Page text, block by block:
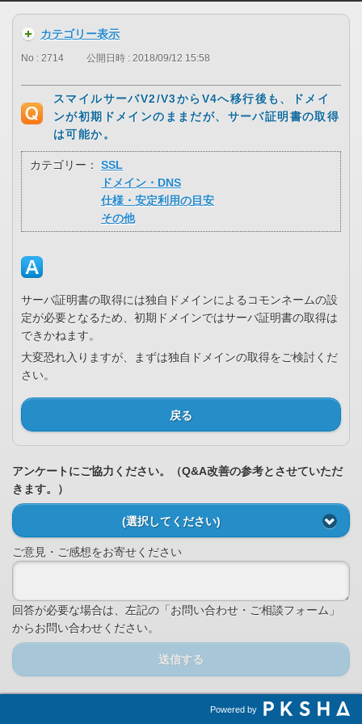
カテゴリー表示
No : 2714 公開日時 : 2018/09/12 15:58
スマイルサーバV2/V3からV4へ移行後も、ドメイ
ンが初期ドメインのままだが、サーバ証明書の取得
は可能か。
カテゴリー：
SSL
ドメイン・DNS
仕様・安定利用の目安
その他
サーバ証明書の取得には独自ドメインによるコモンネームの設
定が必要となるため、初期ドメインではサーバ証明書の取得は
できかねます。
大変恐れ入りますが、まずは独自ドメインの取得をご検討くだ
さい。
戻る
アンケートにご協力ください。（Q&A改善の参考とさせていただ
きます。）
(選択してください)
ご意見・ご感想をお寄せください
回答が必要な場合は、左記の「お問い合わせ・ご相談フォーム」
からお問い合わせください。
送信する
Powered by